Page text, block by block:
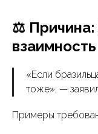
⚖️ Причина:
взаимность
«Если
тоже», —
Примеры